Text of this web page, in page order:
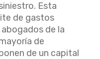
Esta
de gastos
de la
de
de un capital